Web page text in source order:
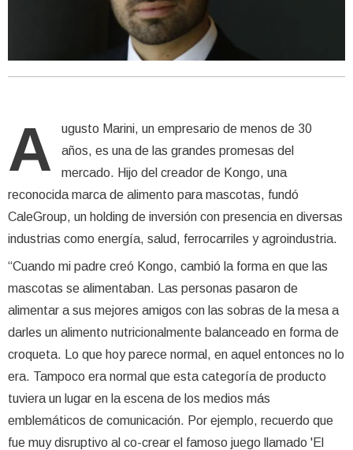
A
ugusto Marini, un empresario de menos de 30
años, es una de las grandes promesas del
mercado. Hijo del creador de Kongo, una
reconocida marca de alimento para mascotas, fundó
CaleGroup, un holding de inversión con presencia en diversas
industrias como energía, salud, ferrocarriles y agroindustria.
“Cuando mi padre creó Kongo, cambió la forma en que las
mascotas se alimentaban. Las personas pasaron de
alimentar a sus mejores amigos con las sobras de la mesa a
darles un alimento nutricionalmente balanceado en forma de
croqueta. Lo que hoy parece normal, en aquel entonces no lo
era. Tampoco era normal que esta categoría de producto
tuviera un lugar en la escena de los medios más
emblemáticos de comunicación. Por ejemplo, recuerdo que
fue muy disruptivo al co-crear el famoso juego llamado 'El